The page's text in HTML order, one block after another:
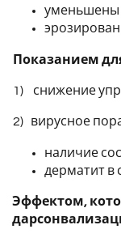
уменьшены
Показанием
1) снижение
2) вирусное
наличие
дерматит в
Эффектом,